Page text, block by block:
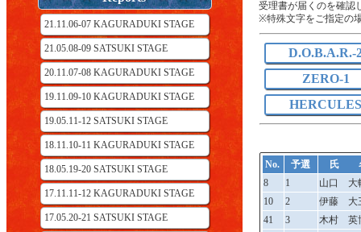
21.11.06-07 KAGURADUKI STAGE
21.05.08-09 SATSUKI STAGE
20.11.07-08 KAGURADUKI STAGE
19.11.09-10 KAGURADUKI STAGE
19.05.11-12 SATSUKI STAGE
18.11.10-11 KAGURADUKI STAGE
18.05.19-20 SATSUKI STAGE
17.11.11-12 KAGURADUKI STAGE
17.05.20-21 SATSUKI STAGE
受理書が届くのを確認
※特殊文字をご指定の
D.O.B.A.R.-
ZERO-1
No. 予選
氏
8
1
山口 大
10
2
伊藤 大
41
3
木村 英